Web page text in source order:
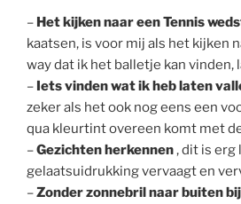
– Het kijken naar een Tennis
kaatsen, is voor mij als het kijken
way dat ik het balletje kan vinden,
– Iets vinden wat ik heb laten
zeker als het ook nog eens een
qua kleurtint overeen komt met
–Gezichten herkennen , dit is erg
gelaatsuidrukking vervaagt en
–Zonder zonnebril naar buiten